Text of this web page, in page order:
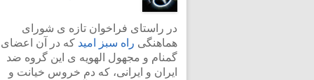
در راستای فراخوان تازه ی شورای
هماهنگی راه سبز امید که در آن اعضای
گمنام و مجهول الهویه ی این گروه ضد
ایران و ایرانی، که دم خروس خیانت و